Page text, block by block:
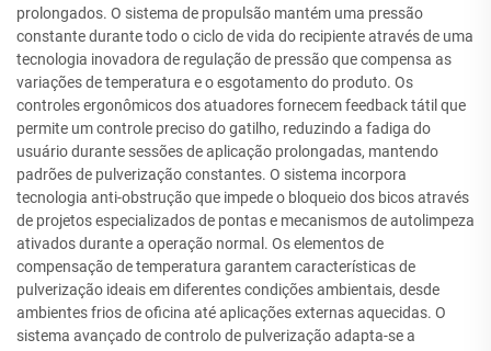
prolongados. O sistema de propulsão mantém uma pressão
constante durante todo o ciclo de vida do recipiente através de uma
tecnologia inovadora de regulação de pressão que compensa as
variações de temperatura e o esgotamento do produto. Os
controles ergonômicos dos atuadores fornecem feedback tátil que
permite um controle preciso do gatilho, reduzindo a fadiga do
usuário durante sessões de aplicação prolongadas, mantendo
padrões de pulverização constantes. O sistema incorpora
tecnologia anti-obstrução que impede o bloqueio dos bicos através
de projetos especializados de pontas e mecanismos de autolimpeza
ativados durante a operação normal. Os elementos de
compensação de temperatura garantem características de
pulverização ideais em diferentes condições ambientais, desde
ambientes frios de oficina até aplicações externas aquecidas. O
sistema avançado de controlo de pulverização adapta-se a